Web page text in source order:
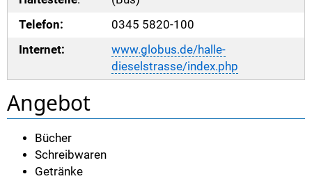
Telefon:
0345 5820-100
Internet:
www.globus.de/halle-
dieselstrasse/index.php
Angebot
Bücher
Schreibwaren
Getränke